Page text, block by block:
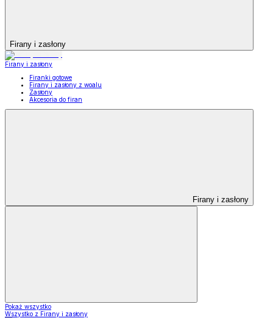
Firany i zasłony
Firany i zasłony
Firanki gotowe
Firany i zasłony z woalu
Zasłony
Akcesoria do firan
Firany i zasłony
Pokaż wszystko
Wszystko z Firany i zasłony